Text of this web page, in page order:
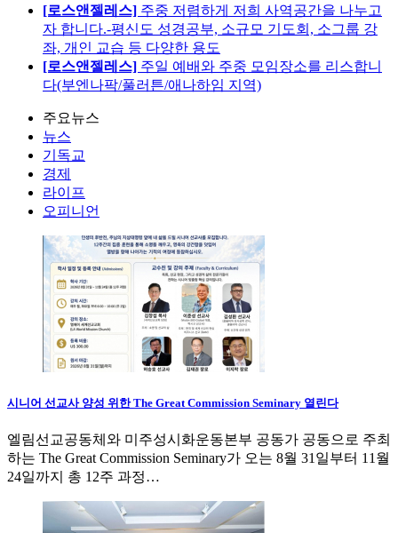
[로스앤젤레스] 주중 저렴하게 저희 사역공간을 나누고
자 합니다.-평신도 성경공부, 소규모 기도회, 소그룹 강
좌, 개인 교습 등 다양한 용도
[로스앤젤레스] 주일 예배와 주중 모임장소를 리스합니
다(부엔나팍/풀러튼/애나하임 지역)
주요뉴스
뉴스
기독교
경제
라이프
오피니언
시니어 선교사 양성 위한 The Great Commission Seminary 열린다
엘림선교공동체와 미주성시화운동본부 공동가 공동으로 주최
하는 The Great Commission Seminary가 오는 8월 31일부터 11월
24일까지 총 12주 과정…